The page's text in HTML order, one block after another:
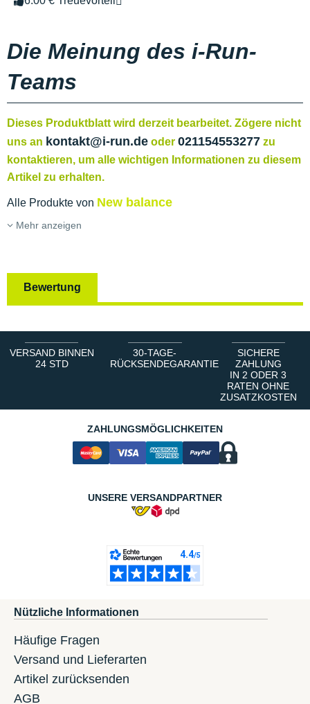
Die Meinung des i-Run-
Teams
Dieses Produktblatt wird derzeit bearbeitet. Zögere nicht
uns an kontakt@i-run.de oder 021154553277 zu
kontaktieren, um alle wichtigen Informationen zu diesem
Artikel zu erhalten.
Alle Produkte von New balance
Mehr anzeigen
Bewertung
VERSAND BINNEN
24 STD
30-TAGE-
RÜCKSENDEGARANTIE
SICHERE
ZAHLUNG
IN 2 ODER 3
RATEN OHNE
ZUSATZKOSTEN
ZAHLUNGSMÖGLICHKEITEN
UNSERE VERSANDPARTNER
Nützliche Informationen
Häufige Fragen
Versand und Lieferarten
Artikel zurücksenden
AGB